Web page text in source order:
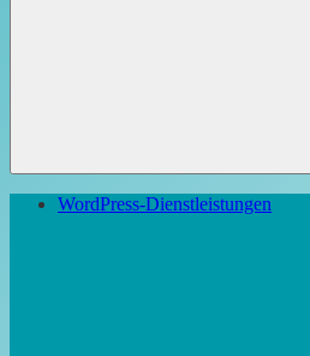
WordPress-Dienstleistungen